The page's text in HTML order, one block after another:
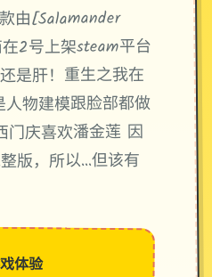
由[Salamander
2号上架steam平台
是肝！重生之我在
物建模跟脸部都做
门庆喜欢潘金莲 因
版，所以…但该有
体验